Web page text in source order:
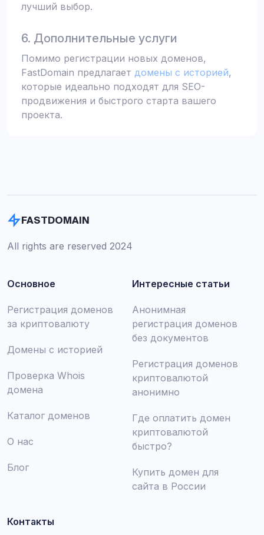
лучший выбор.
6. Дополнительные услуги
Помимо регистрации новых доменов,
FastDomain предлагает домены с историей,
которые идеально подходят для SEO-
продвижения и быстрого старта вашего
проекта.
FASTDOMAIN
All rights are reserved 2024
Основное
Регистрация доменов
за криптовалюту
Домены с историей
Проверка Whois
домена
Каталог доменов
О нас
Блог
Интересные статьи
Анонимная
регистрация доменов
без документов
Регистрация доменов
криптовалютой
анонимно
Где оплатить домен
криптовалютой
быстро?
Купить домен для
сайта в России
Контакты